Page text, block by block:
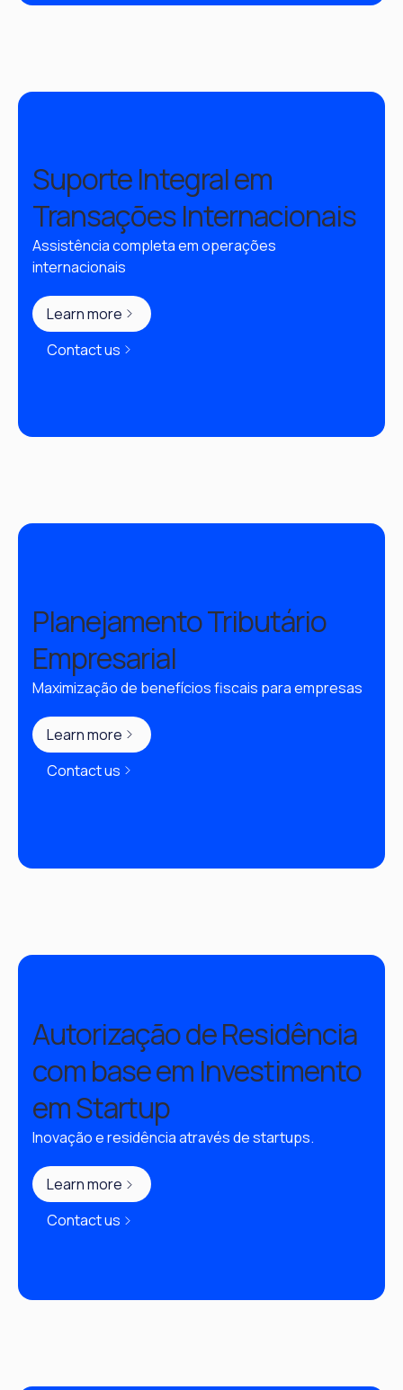
Suporte Integral em
Transações Internacionais
Assistência completa em operações
internacionais
Learn more
Contact us
Planejamento Tributário
Empresarial
Maximização de benefícios fiscais para empresas
Learn more
Contact us
Autorização de Residência
com base em Investimento
em Startup
Inovação e residência através de startups.
Learn more
Contact us